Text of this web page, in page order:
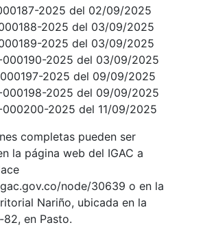
2025 del 02/09/2025
2025 del 03/09/2025
2025 del 03/09/2025
2025 del 03/09/2025
2025 del 09/09/2025
2025 del 09/09/2025
2025 del 11/09/2025
completas pueden ser
la página web del IGAC a
node/30639 o en la
Nariño, ubicada en la
82, en Pasto.